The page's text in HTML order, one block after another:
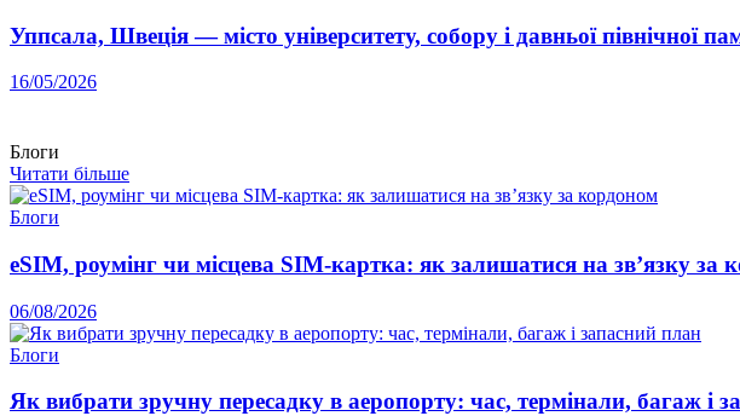
Уппсала, Швеція — місто університету, собору і давньої північної
16/05/2026
Блоги
Читати більше
Блоги
eSIM, роумінг чи місцева SIM-картка: як залишатися на зв’язку за
06/08/2026
Блоги
Як вибрати зручну пересадку в аеропорту: час, термінали, багаж і